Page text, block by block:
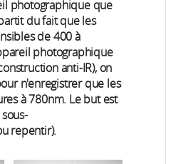
photographique que
du fait que les
de 400 à
photographique
anti-IR), on
n'enregistrer que les
à 780nm. Le but est
repentir).